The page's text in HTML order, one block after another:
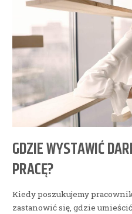
GDZIE WYSTAWIĆ
PRACĘ?
Kiedy poszukujemy
zastanowić się, gdzie